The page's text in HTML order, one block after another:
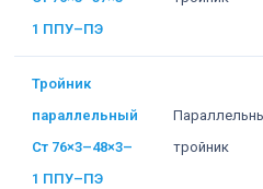
1 ППУ–ПЭ
Тройник
параллельный
Ст 76×3–48×3–
1 ППУ–ПЭ
тройник